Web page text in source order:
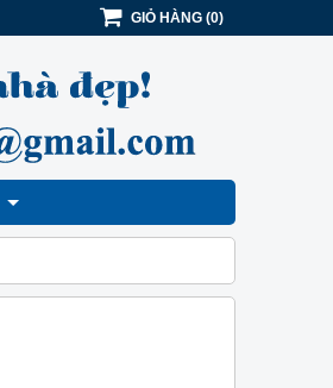
GIỎ HÀNG (0)